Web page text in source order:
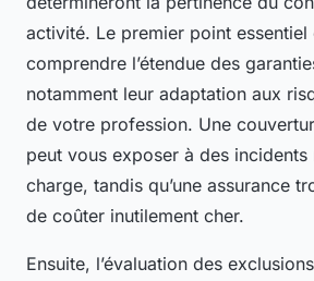
activité. Le premier point essentiel
comprendre l’étendue des
notamment leur adaptation aux
de votre profession. Une
peut vous exposer à des incidents
charge, tandis qu’une assurance
de coûter inutilement cher.
Ensuite, l’évaluation des